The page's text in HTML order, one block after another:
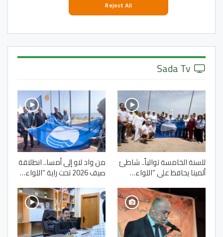
للسنة الخامسة توالياً.. شاطئ
ألمينا يحافظ على “اللواء…
من واد لاو إلى أمسا.. انطلاقة
صيف 2026 تحت راية “اللواء…